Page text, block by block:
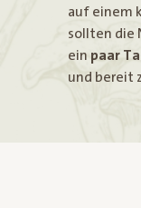
auf einem
sollten die
ein paar
und bereit